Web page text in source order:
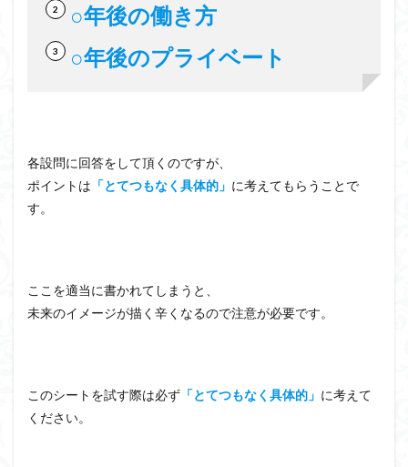
○年後の働き方
○年後のプライベート
各設問に回答をして頂くのですが、
ポイントは 「とてつもなく具体的」 に考えてもらうことで
す。
ここを適当に書かれてしまうと、
未来のイメージが描く辛くなるので注意が必要です。
このシートを試す際は必ず 「とてつもなく具体的」 に考えて
ください。